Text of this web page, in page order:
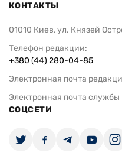
КОНТАКТЫ
01010 Киев, ул. Князей
Телефон редакции:
+380 (44) 280-04-85
Электронная почта
Электронная почта службы
СОЦСЕТИ